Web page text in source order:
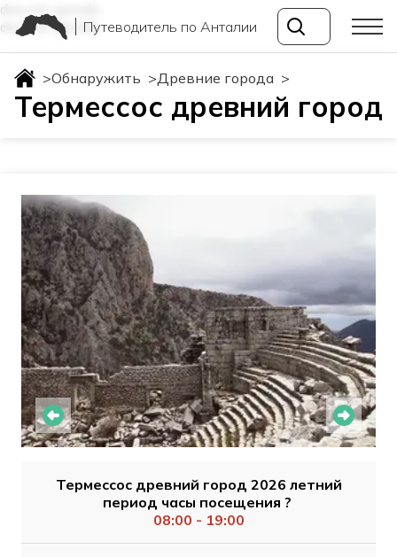
drevnie-goroda
drevnie-gorodaПутеводитель по Анталии
>Обнаружить >Древние города >
Термессос древний город
Термессос древний город 2026 летний
период часы посещения ?
08:00 - 19:00